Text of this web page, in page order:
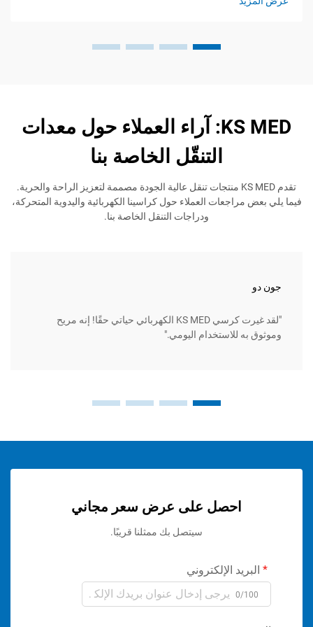
KS MED: آراء العملاء حول معدات
التنقّل الخاصة بنا
تقدم KS MED منتجات تنقل عالية الجودة مصممة لتعزيز الراحة والحرية.
العملاء حول كراسينا الكهربائية واليدوية المتحركة،
ودراجات التنقل الخاصة بنا.
"لقد غيرت كرسي KS MED الكهربائي حياتي حقًا! إنه مريح
للاستخدام اليومي."
احصل على عرض سعر مجاني
سيتصل بك ممثلنا قريبًا.
الإلكتروني